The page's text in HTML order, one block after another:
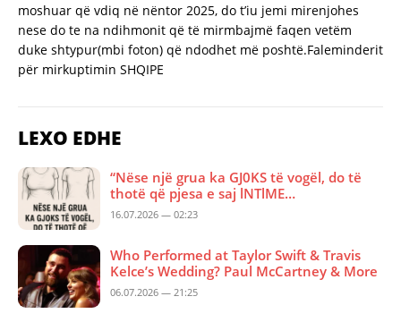
moshuar që vdiq në nëntor 2025, do t’iu jemi mirenjohes
nese do te na ndihmonit që të mirmbajmë faqen vetëm
duke shtypur(mbi foton) që ndodhet më poshtë.Faleminderit
për mirkuptimin SHQIPE
LEXO EDHE
“Nëse një grua ka GJ0KS të vogël, do të
thotë që pjesa e saj lNTlME…
16.07.2026 — 02:23
Who Performed at Taylor Swift & Travis
Kelce’s Wedding? Paul McCartney & More
06.07.2026 — 21:25